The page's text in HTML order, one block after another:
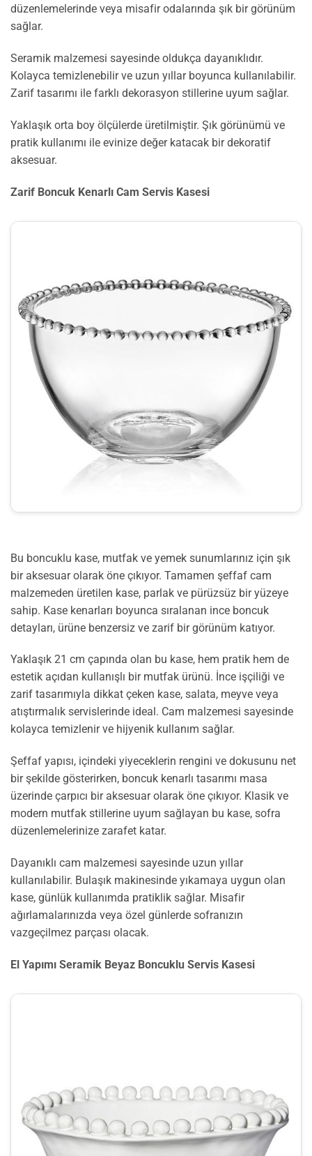
düzenlemelerinde veya misafir odalarında şık bir görünüm
sağlar.
Seramik malzemesi sayesinde oldukça dayanıklıdır.
Kolayca temizlenebilir ve uzun yıllar boyunca kullanılabilir.
Zarif tasarımı ile farklı dekorasyon stillerine uyum sağlar.
Yaklaşık orta boy ölçülerde üretilmiştir. Şık görünümü ve
pratik kullanımı ile evinize değer katacak bir dekoratif
aksesuar.
Zarif Boncuk Kenarlı Cam Servis Kasesi
Bu boncuklu kase, mutfak ve yemek sunumlarınız için şık
bir aksesuar olarak öne çıkıyor. Tamamen şeffaf cam
malzemeden üretilen kase, parlak ve pürüzsüz bir yüzeye
sahip. Kase kenarları boyunca sıralanan ince boncuk
detayları, ürüne benzersiz ve zarif bir görünüm katıyor.
Yaklaşık 21 cm çapında olan bu kase, hem pratik hem de
estetik açıdan kullanışlı bir mutfak ürünü. İnce işçiliği ve
zarif tasarımıyla dikkat çeken kase, salata, meyve veya
atıştırmalık servislerinde ideal. Cam malzemesi sayesinde
kolayca temizlenir ve hijyenik kullanım sağlar.
Şeffaf yapısı, içindeki yiyeceklerin rengini ve dokusunu net
bir şekilde gösterirken, boncuk kenarlı tasarımı masa
üzerinde çarpıcı bir aksesuar olarak öne çıkıyor. Klasik ve
modern mutfak stillerine uyum sağlayan bu kase, sofra
düzenlemelerinize zarafet katar.
Dayanıklı cam malzemesi sayesinde uzun yıllar
kullanılabilir. Bulaşık makinesinde yıkamaya uygun olan
kase, günlük kullanımda pratiklik sağlar. Misafir
ağırlamalarınızda veya özel günlerde sofranızın
vazgeçilmez parçası olacak.
El Yapımı Seramik Beyaz Boncuklu Servis Kasesi